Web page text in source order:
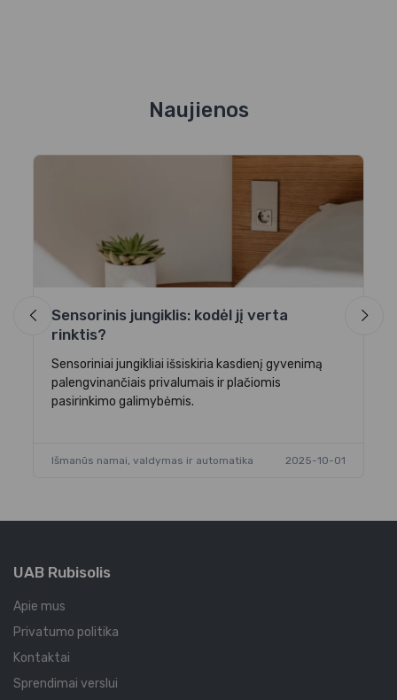
Naujienos
Sensorinis jungiklis: kodėl jį verta
rinktis?
Sensoriniai jungikliai išsiskiria kasdienį gyvenimą
palengvinančiais privalumais ir plačiomis
pasirinkimo galimybėmis.
Išmanūs namai, valdymas ir automatika 2025-10-01
UAB Rubisolis
Apie mus
Privatumo politika
Kontaktai
Sprendimai verslui